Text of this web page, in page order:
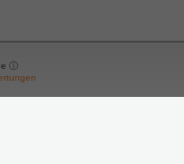
ⓘ